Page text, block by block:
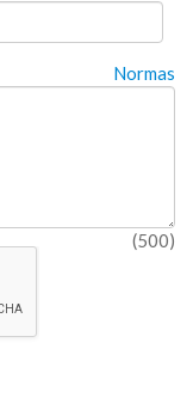
Normas
(500)